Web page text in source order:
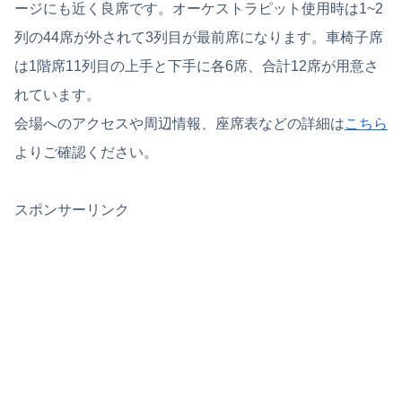
ージにも近く良席です。オーケストラピット使用時は1~2
列の44席が外されて3列目が最前席になります。車椅子席
は1階席11列目の上手と下手に各6席、合計12席が用意さ
れています。
会場へのアクセスや周辺情報、座席表などの詳細はこちら
よりご確認ください。
スポンサーリンク